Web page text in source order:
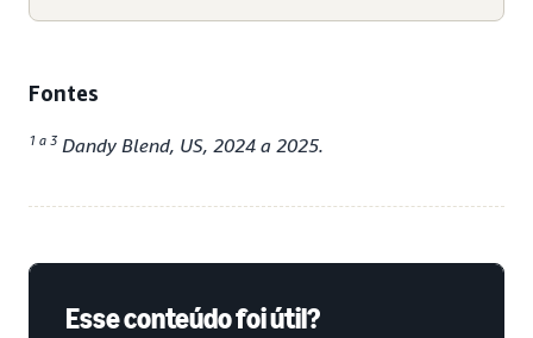
Fontes
1 a 3 Dandy Blend, US, 2024 a 2025.
Esse conteúdo foi útil?